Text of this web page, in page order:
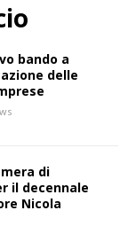
bando a
delle
di
il decennale
Nicola